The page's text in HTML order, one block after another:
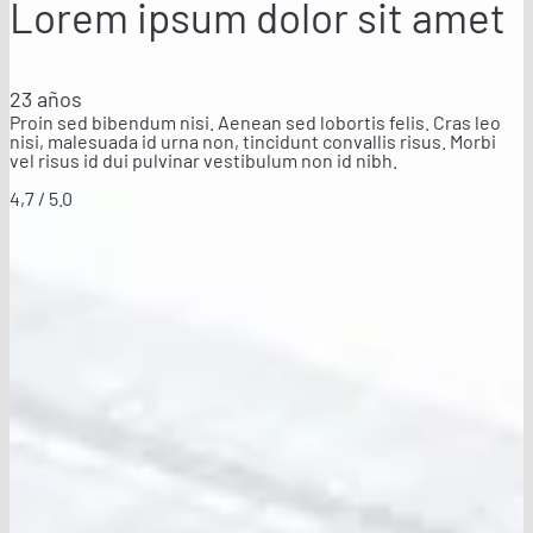
Lorem ipsum dolor sit amet
23 años
Proin sed bibendum nisi. Aenean sed lobortis felis. Cras leo
nisi, malesuada id urna non, tincidunt convallis risus. Morbi
vel risus id dui pulvinar vestibulum non id nibh.
4,7 / 5.0